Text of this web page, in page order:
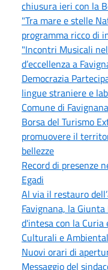
chiusura ieri con la
"Tra mare e stelle
programma ricco di
"Incontri Musicali
d’eccellenza a
Democrazia
lingue straniere e
Comune di
Borsa del Turismo
promuovere il
bellezze
Record di presenze
Egadi
Al via il restauro
Favignana, la
d'intesa con la Curia
Culturali e
Nuovi orari di
Messaggio del